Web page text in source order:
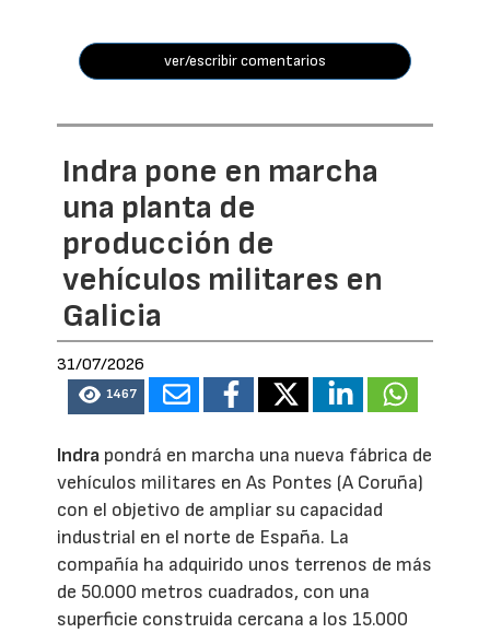
ver/escribir comentarios
Indra pone en marcha
una planta de
producción de
vehículos militares en
Galicia
31/07/2026
1467
Indra pondrá en marcha una nueva fábrica de
vehículos militares en As Pontes (A Coruña)
con el objetivo de ampliar su capacidad
industrial en el norte de España. La
compañía ha adquirido unos terrenos de más
de 50.000 metros cuadrados, con una
superficie construida cercana a los 15.000